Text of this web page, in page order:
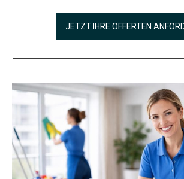
JETZT IHRE OFFERTEN